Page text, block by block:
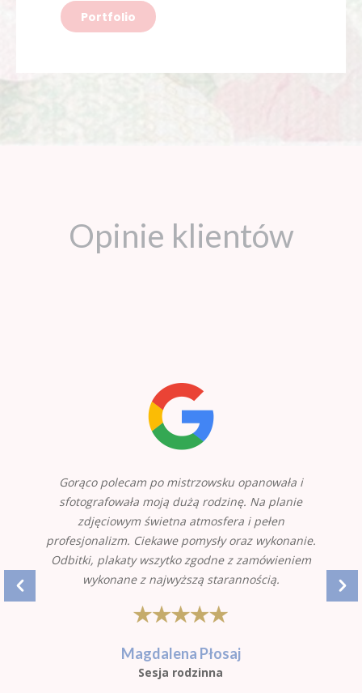
Portfolio
Opinie klientów
Gorąco polecam po mistrzowsku opanowała i
sfotografowała moją dużą rodzinę. Na planie
zdjęciowym świetna atmosfera i pełen
profesjonalizm. Ciekawe pomysły oraz wykonanie.
Odbitki, plakaty wszytko zgodne z zamówieniem
wykonane z najwyższą starannością.
Magdalena Płosaj
Sesja rodzinna